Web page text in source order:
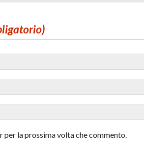
per la prossima volta che commento.